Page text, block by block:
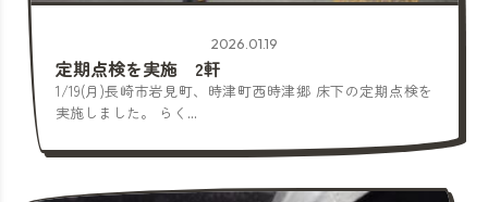
2026.01.19
定期点検を実施 2軒
1/19(月)長崎市岩見町、時津町西時津郷 床下の定期点検を
実施しました。 らく...